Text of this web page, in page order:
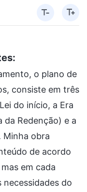
o plano de
consiste em três
do início, a Era
da Redenção) e a
Minha obra
de acordo
em cada
necessidades do